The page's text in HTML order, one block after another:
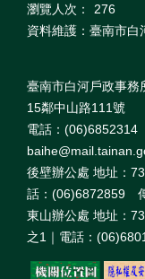
瀏覽人次：
276
資料維護：臺南市白
臺南市白河戶政事務
15鄰中山路111號
電話：(06)6852314
後壁辦公處 地址：
話：(06)6872859
東山辦公處 地址：
之1｜電話：